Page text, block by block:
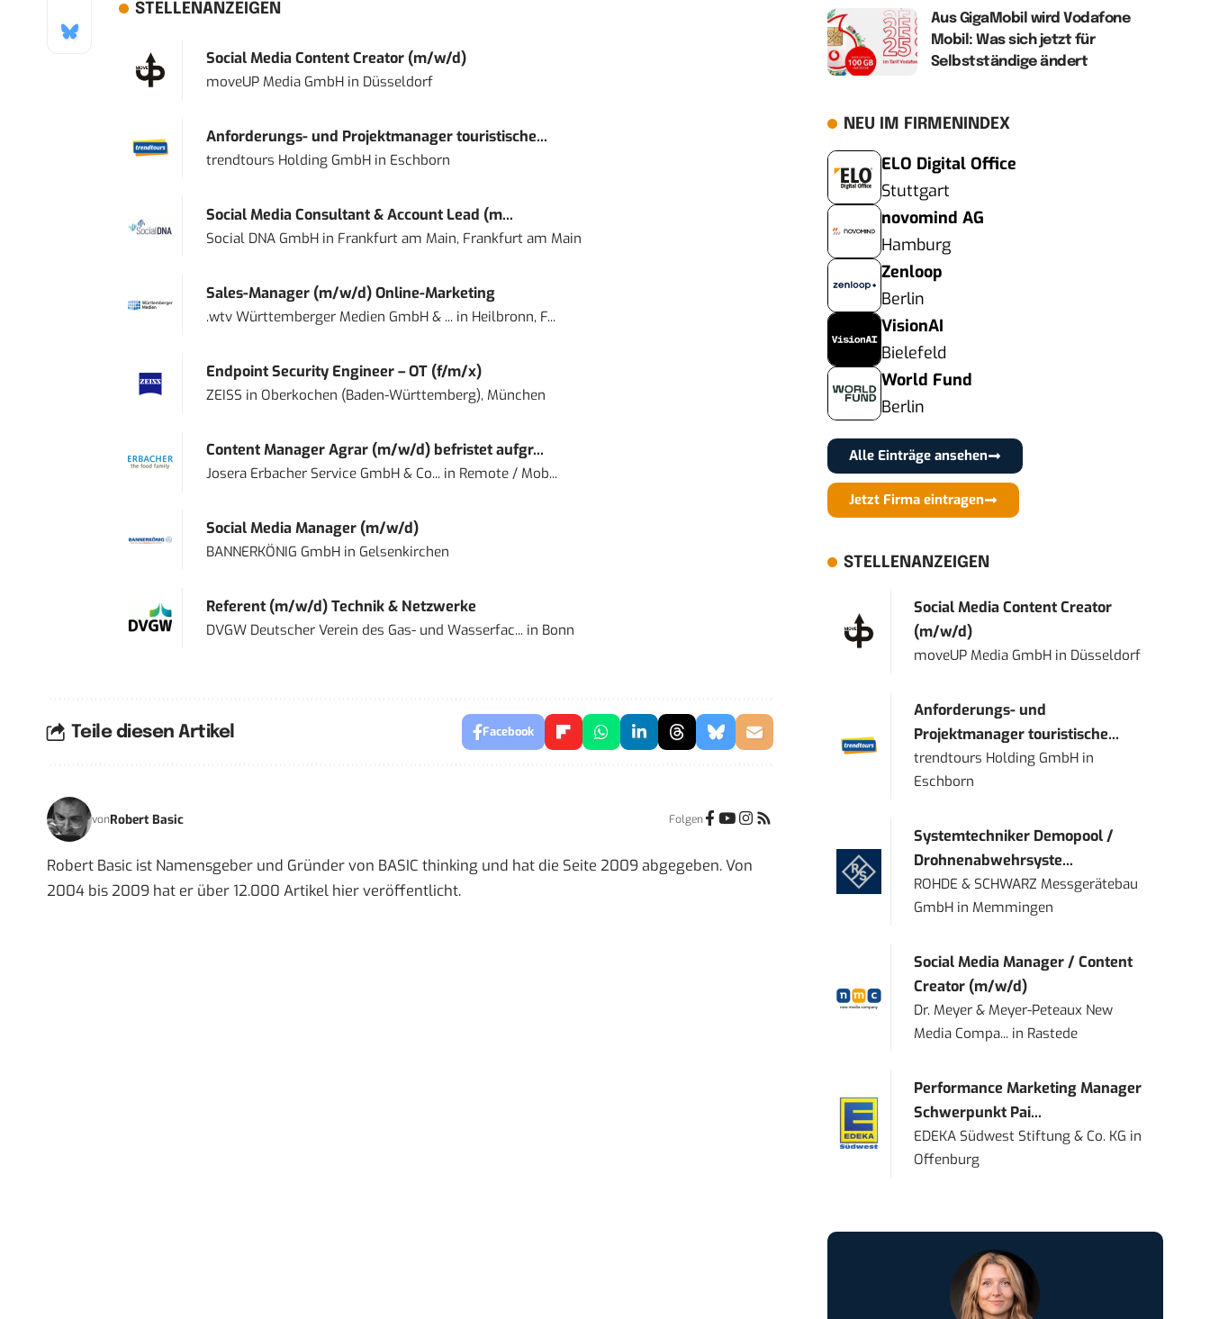
STELLENANZEIGEN
Social Media Content Creator (m/w/d)
moveUP Media GmbHin Düsseldorf
Anforderungs- und Projektmanager touristische...
trendtours Holding GmbHin Eschborn
Social Media Consultant & Account Lead (m...
Social DNA GmbHin Frankfurt am Main, Frankfurt am Main
Sales-Manager (m/w/d) Online-Marketing
.wtv Württemberger Medien GmbH & ...in Heilbronn, F...
Endpoint Security Engineer – OT (f/m/x)
ZEISS in Oberkochen (Baden-Württemberg), München
Content Manager Agrar (m/w/d) befristet aufgr...
Josera Erbacher Service GmbH & Co...in Remote / Mob...
Social Media Manager (m/w/d)
BANNERKÖNIG GmbHin Gelsenkirchen
Referent (m/w/d) Technik & Netzwerke
DVGW Deutscher Verein des Gas- und Wasserfac...in Bonn
Teile diesen Artikel Facebook
vonRobert Basic Folgen
Robert Basic ist Namensgeber und Gründer von BASIC thinking und hat die Seite 2009 abgegeben. Von
2004 bis 2009 hat er über 12.000 Artikel hier veröffentlicht.
Aus GigaMobil wird Vodafone
Mobil: Was sich jetzt für
Selbstständige ändert
NEU IM FIRMENINDEX
ELO Digital Office
Stuttgart
novomind AG
Hamburg
Zenloop
Berlin
VisionAI
Bielefeld
World Fund
Berlin
Alle Einträge ansehen
Jetzt Firma eintragen
STELLENANZEIGEN
Social Media Content Creator
(m/w/d)
moveUP Media GmbH in Düsseldorf
Anforderungs- und
Projektmanager touristische...
trendtours Holding GmbH in
Eschborn
Systemtechniker Demopool /
Drohnenabwehrsyste...
ROHDE & SCHWARZ Messgerätebau
GmbH in Memmingen
Social Media Manager / Content
Creator (m/w/d)
Dr. Meyer & Meyer-Peteaux New
Media Compa... in Rastede
Performance Marketing Manager
Schwerpunkt Pai...
EDEKA Südwest Stiftung & Co. KG in
Offenburg